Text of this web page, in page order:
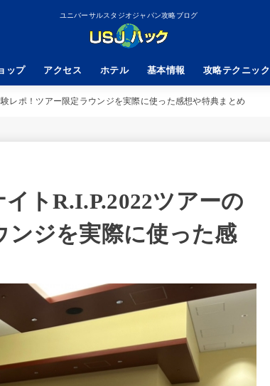
ユニバーサルスタジオジャパン攻略ブログ
ップ アクセス ホテル 基本情報 攻略テクニック
レポ！ツアー限定ラウンジを実際に使った感想や特典まとめ
トR.I.P.2022ツアーの
ンジを実際に使った感